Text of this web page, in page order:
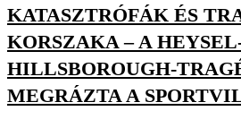
KATASZTRÓFÁK ÉS
KORSZAKA – A
HILLSBOROUGH-
MEGRÁZTA A